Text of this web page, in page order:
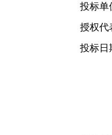
投标
授权
投标